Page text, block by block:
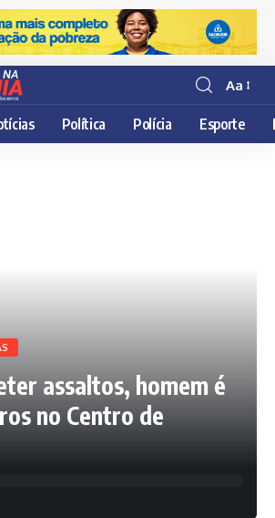
Resisor
de
fonte
Aa
Política Polícia Esporte
assaltos, homem é
no Centro de